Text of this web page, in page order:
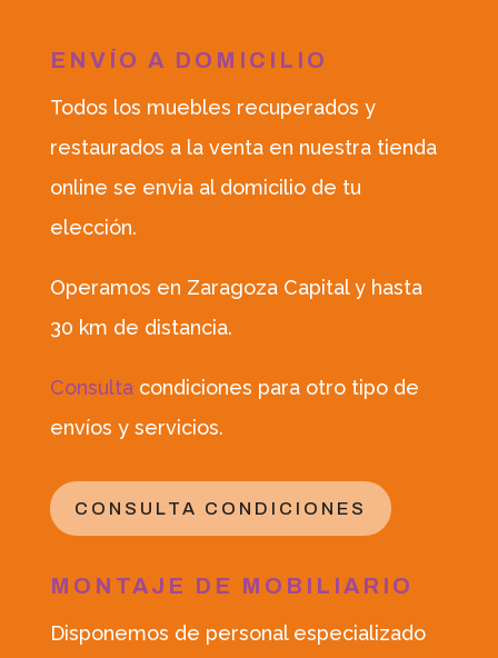
ENVÍO A DOMICILIO
Todos los muebles recuperados y
restaurados a la venta en nuestra tienda
online se envia al domicilio de tu
elección.
Operamos en Zaragoza Capital y hasta
30 km de distancia.
Consulta condiciones para otro tipo de
envíos y servicios.
CONSULTA CONDICIONES
MONTAJE DE MOBILIARIO
Disponemos de personal especializado